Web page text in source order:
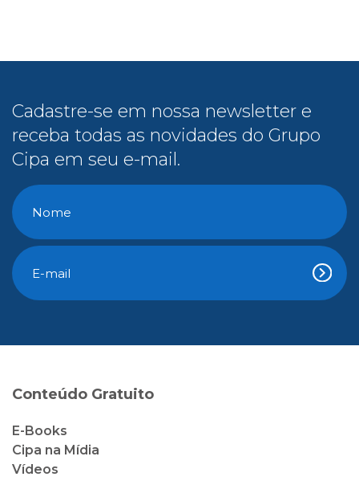
Cadastre-se em nossa newsletter e
receba todas as novidades do Grupo
Cipa em seu e-mail.
Conteúdo Gratuito
E-Books
Cipa na Mídia
Vídeos